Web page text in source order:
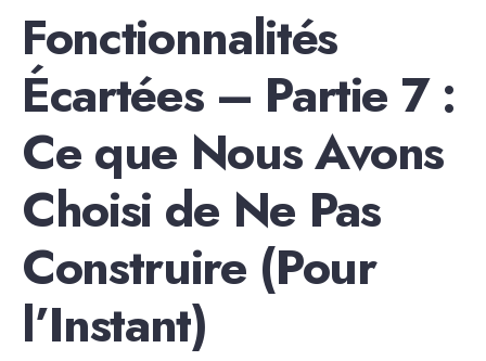
Fonctionnalités
Écartées – Partie 7 :
Ce que Nous Avons
Choisi de Ne Pas
Construire (Pour
l’Instant)